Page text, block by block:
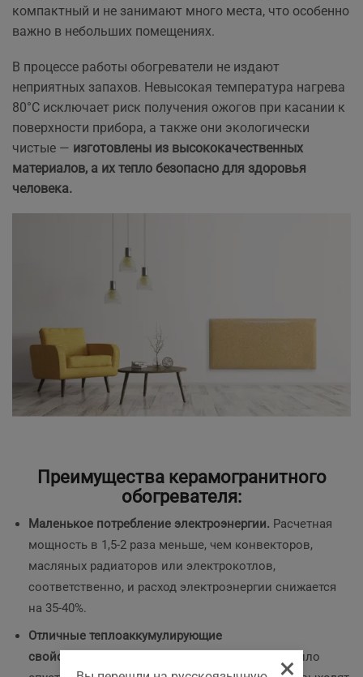
компактный и не занимают много места, что особенно
важно в небольших помещениях.
В процессе работы обогреватели не издают
неприятных запахов. Невысокая температура нагрева
80°С исключает риск получения ожогов при касании к
поверхности прибора, а также они экологически
чистые — изготовлены из высококачественных
материалов, а их тепло безопасно для здоровья
человека.
Преимущества керамогранитного
обогревателя:
Маленькое потребление электроэнергии. Расчетная
мощность в 1,5-2 раза меньше, чем конвекторов,
масляных радиаторов или электрокотлов,
соответственно, и расход электроэнергии снижается
на 35-40%.
Отличные теплоаккумулирующие
свойства.
Обогреватели начинают излучать тепло
×